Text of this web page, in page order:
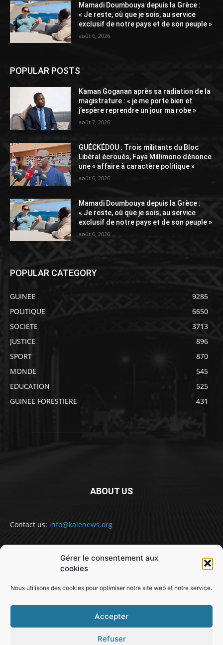
Gérer le consentement aux
cookies
Nous utilisons des cookies pour optimiser notre site web et notre service.
Accepter
Refuser
Mamadi Doumbouya depuis la Grèce :
« Je reste, où que je sois, au service
exclusif de notre pays et de son peuple »
août 6, 2026
POPULAR POSTS
Kaman Goganan après sa radiation de la
magistrature : « je me porte bien et
j’espère reprendre un jour ma robe »
août 7, 2026
GUÉCKÉDOU : Trois militants du Bloc
Libéral écroués, Faya Millimono dénonce
une « affaire à caractère politique »
août 6, 2026
Mamadi Doumbouya depuis la Grèce :
« Je reste, où que je sois, au service
exclusif de notre pays et de son peuple »
août 6, 2026
POPULAR CATEGORY
GUINEE
9285
POLITIQUE
6650
SOCIETE
3713
JUSTICE
896
SPORT
870
MONDE
545
EDUCATION
525
GUINEE FORESTIERE
431
ABOUT US
Contact us: info@kalenews.org
FOLLOW US